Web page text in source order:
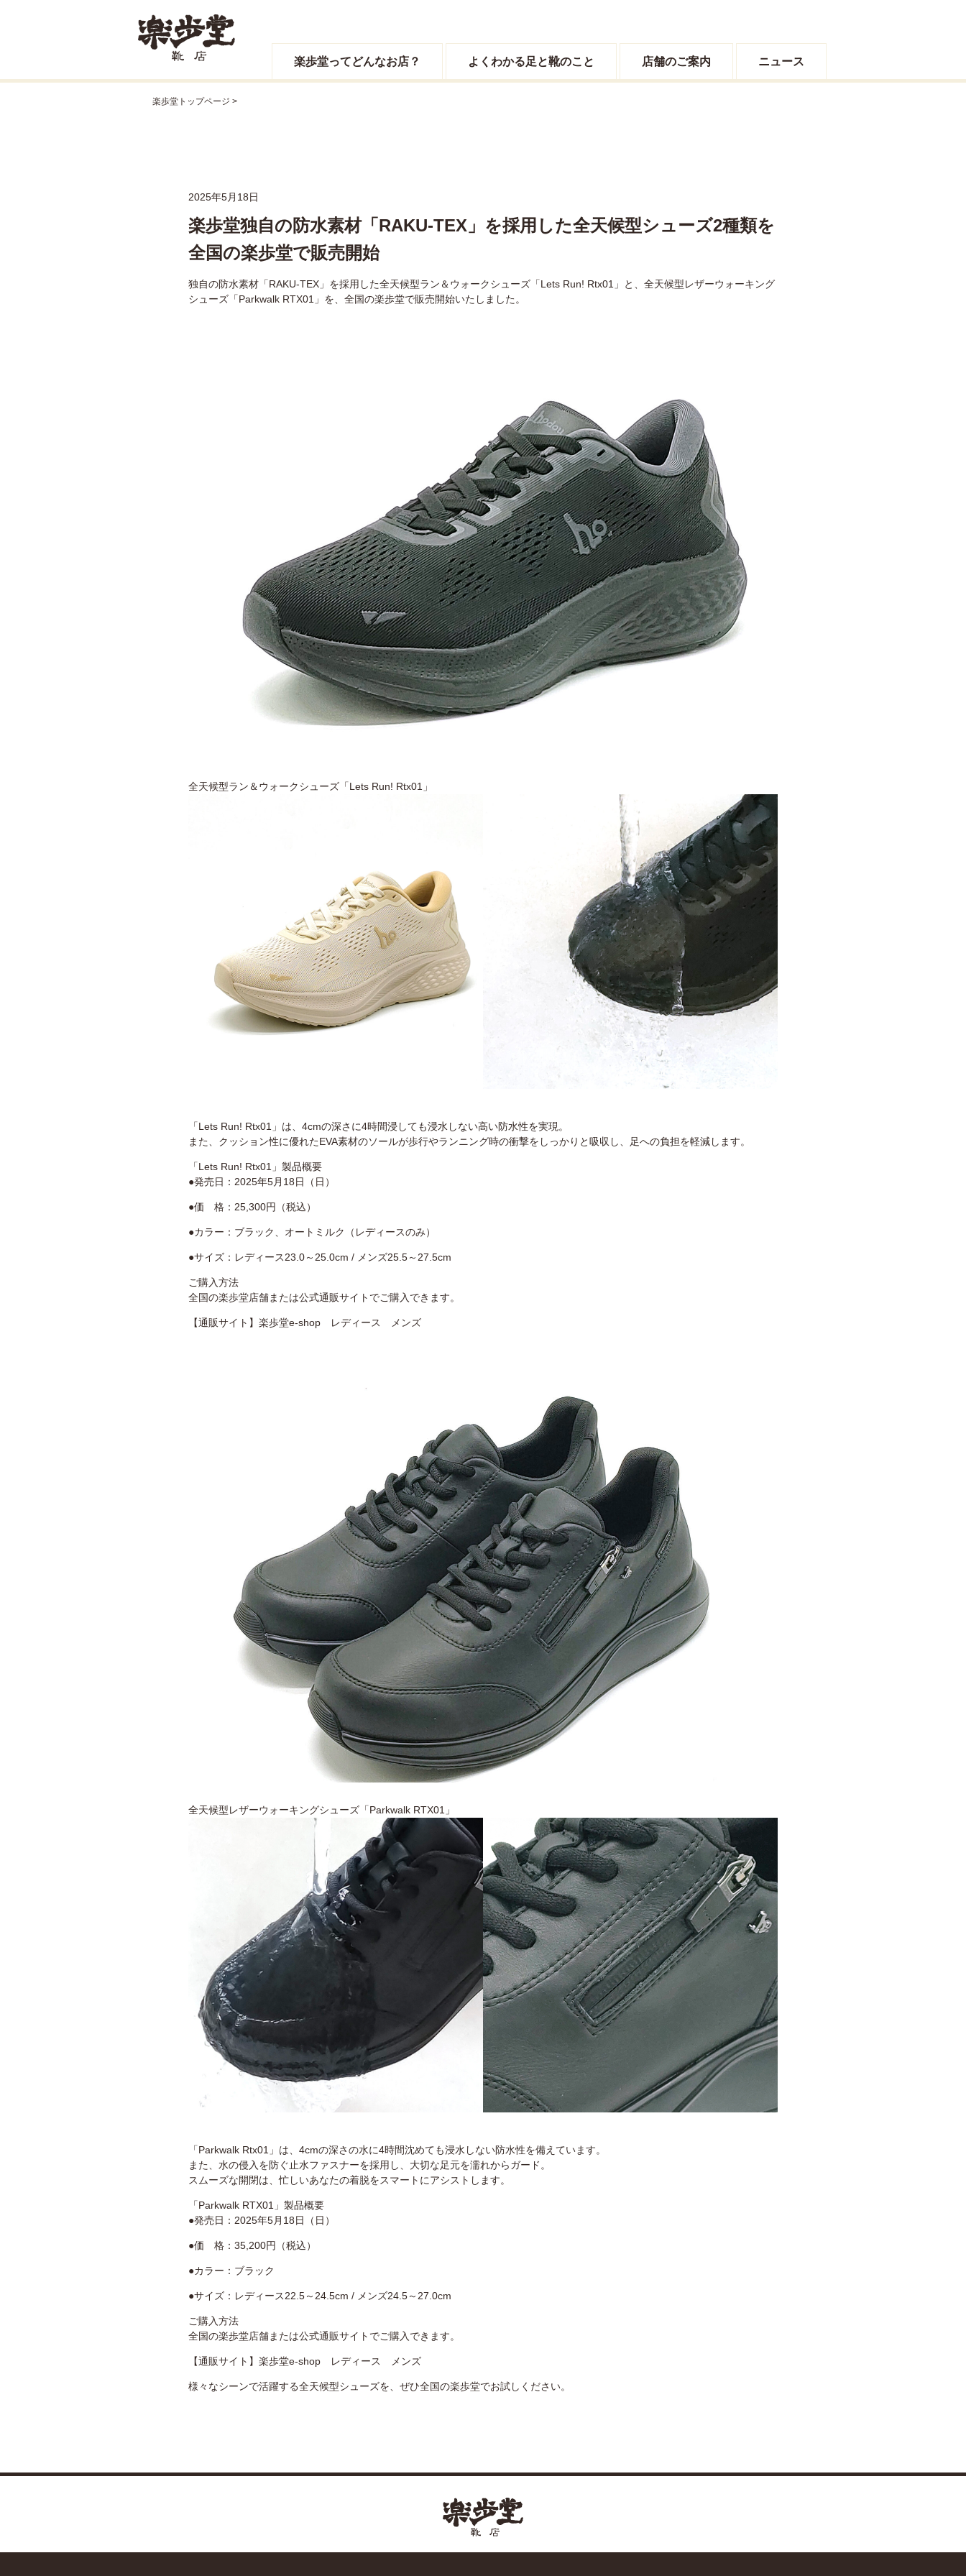
楽歩堂ってどんなお店？ よくわかる足と靴のこと 店舗のご案内 ニュース
楽歩堂トップページ
2025年5月18日
楽歩堂独自の防水素材「RAKU-TEX」を採用した全天候型シューズ2種類を
全国の楽歩堂で販売開始
独自の防水素材「RAKU-TEX」を採用した全天候型ラン＆ウォークシューズ「Lets Run! Rtx01」と、全天候型レザーウォーキング
シューズ「Parkwalk RTX01」を、全国の楽歩堂で販売開始いたしました。
全天候型ラン＆ウォークシューズ「Lets Run! Rtx01」
「Lets Run! Rtx01」は、4cmの深さに4時間浸しても浸水しない高い防水性を実現。
また、クッション性に優れたEVA素材のソールが歩行やランニング時の衝撃をしっかりと吸収し、足への負担を軽減します。
「Lets Run! Rtx01」製品概要
●発売日：2025年5月18日（日）
●価 格：25,300円（税込）
●カラー：ブラック、オートミルク（レディースのみ）
●サイズ：レディース23.0～25.0cm / メンズ25.5～27.5cm
ご購入方法
全国の楽歩堂店舗または公式通販サイトでご購入できます。
【通販サイト】楽歩堂e-shop レディース メンズ
全天候型レザーウォーキングシューズ「Parkwalk RTX01」
「Parkwalk Rtx01」は、4cmの深さの水に4時間沈めても浸水しない防水性を備えています。
また、水の侵入を防ぐ止水ファスナーを採用し、大切な足元を濡れからガード。
スムーズな開閉は、忙しいあなたの着脱をスマートにアシストします。
「Parkwalk RTX01」製品概要
●発売日：2025年5月18日（日）
●価 格：35,200円（税込）
●カラー：ブラック
●サイズ：レディース22.5～24.5cm / メンズ24.5～27.0cm
ご購入方法
全国の楽歩堂店舗または公式通販サイトでご購入できます。
【通販サイト】楽歩堂e-shop レディース メンズ
様々なシーンで活躍する全天候型シューズを、ぜひ全国の楽歩堂でお試しください。